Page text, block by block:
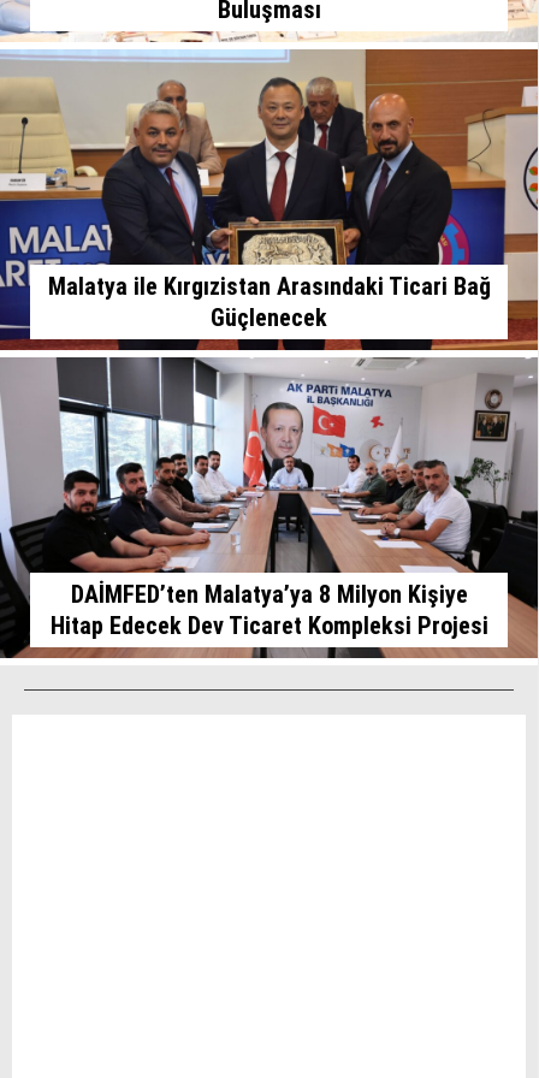
Buluşması
Malatya ile Kırgızistan Arasındaki Ticari Bağ
Güçlenecek
DAİMFED’ten Malatya’ya 8 Milyon Kişiye
Hitap Edecek Dev Ticaret Kompleksi Projesi